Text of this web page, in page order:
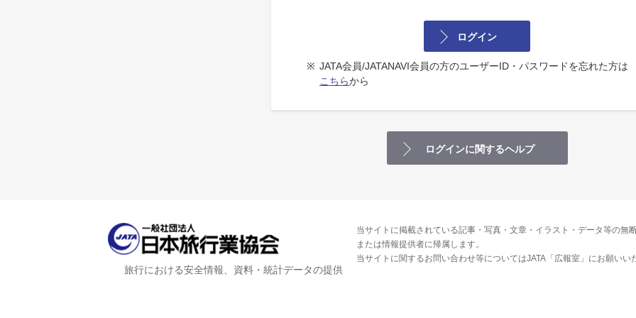
ログイン
※ JATA会員/JATANAVI会員の方のユーザーID・パスワードを忘れた方は
こちらから
ログインに関するヘルプ
旅行における安全情報、資料・統計データの提供
当サイトに掲載されている記事・写真・文章・イラスト・データ等の無
または情報提供者に帰属します。
当サイトに関するお問い合わせ等についてはJATA「広報室」にお願いい